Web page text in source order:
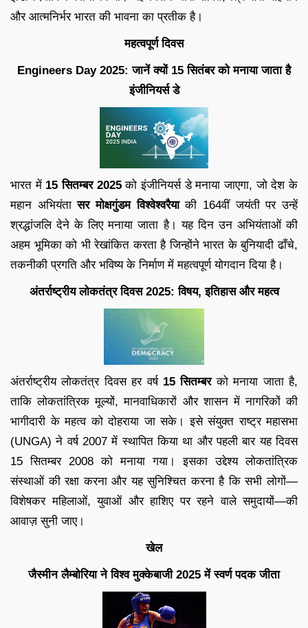
और आत्मनिर्भर भारत की भावना का प्रतीक है।
महत्वपूर्ण दिवस
Engineers Day 2025: जानें क्यों 15 सितंबर को मनाया जाता है
इंजीनियर्स डे
भारत में 15 सितम्बर 2025को इंजीनियर्स डे मनाया जाएगा, जो देश के
महान अभियंतासर मोक्षगुंडम विश्वेश्वरैयाकी 164वीं जयंती पर उन्हें
श्रद्धांजलि देने के लिए मनाया जाता है। यह दिन उन अभियंताओं की
अहम भूमिका को भी रेखांकित करता है जिन्होंने भारत के बुनियादी ढाँचे,
तकनीकी प्रगति और भविष्य के निर्माण में महत्वपूर्ण योगदान दिया है।
अंतर्राष्ट्रीय लोकतंत्र दिवस 2025: विषय, इतिहास और महत्व
अंतर्राष्ट्रीय लोकतंत्र दिवस हर वर्ष 15 सितम्बरको मनाया जाता है,
ताकि लोकतांत्रिक मूल्यों, मानवाधिकारों और शासन में नागरिकों की
भागीदारी के महत्व को दोहराया जा सके। इसे संयुक्त राष्ट्र महासभा
(UNGA) ने वर्ष 2007 में स्थापित किया था और पहली बार यह दिवस
15 सितम्बर 2008 को मनाया गया। इसका उद्देश्य लोकतांत्रिक
संस्थाओं की रक्षा करना और यह सुनिश्चित करना है कि सभी लोगों—
विशेषकर महिलाओं, युवाओं और हाशिए पर रहने वाले समुदायों—की
आवाज़ सुनी जाए।
खेल
जैस्मीन लैम्बोरिया ने विश्व मुक्केबाजी 2025 में स्वर्ण पदक जीता